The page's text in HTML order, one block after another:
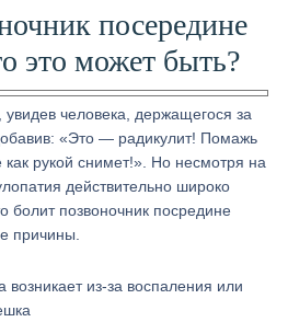
посередине
это может быть?
человека, держащегося за
«Это — радикулит! Помажь
рукой снимет!». Но несмотря на
действительно широко
болит позвоночник посредине
причины.